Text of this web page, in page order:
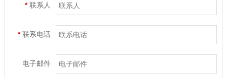
*联系人
*联系电话
电子邮件